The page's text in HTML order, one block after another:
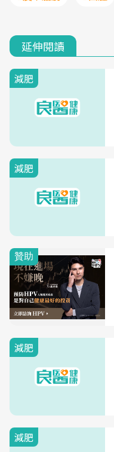
延伸閱讀
減肥
減肥
減肥
減肥